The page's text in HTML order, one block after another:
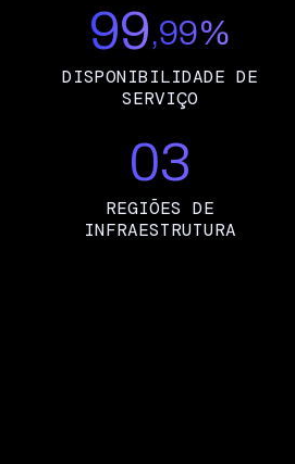
99,99%
DISPONIBILIDADE DE
SERVIÇO
03
REGIÕES DE
INFRAESTRUTURA